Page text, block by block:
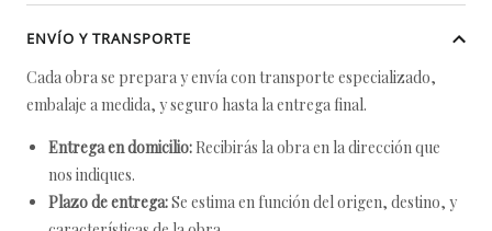
ENVÍO Y TRANSPORTE
Cada obra se prepara y envía con transporte especializado,
embalaje a medida, y seguro hasta la entrega final.
Entrega en domicilio: Recibirás la obra en la dirección que
nos indiques.
Plazo de entrega:Se estima en función del origen, destino, y